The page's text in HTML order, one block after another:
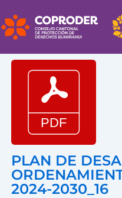
al
contenido
PLAN DE
2024-2030_16